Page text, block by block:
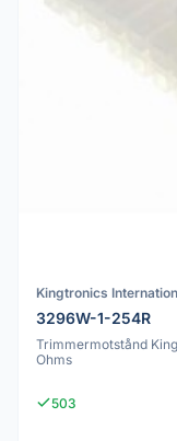
Kingtronics
3296W-1-254R
Trimmermotstånd
Ohms
503